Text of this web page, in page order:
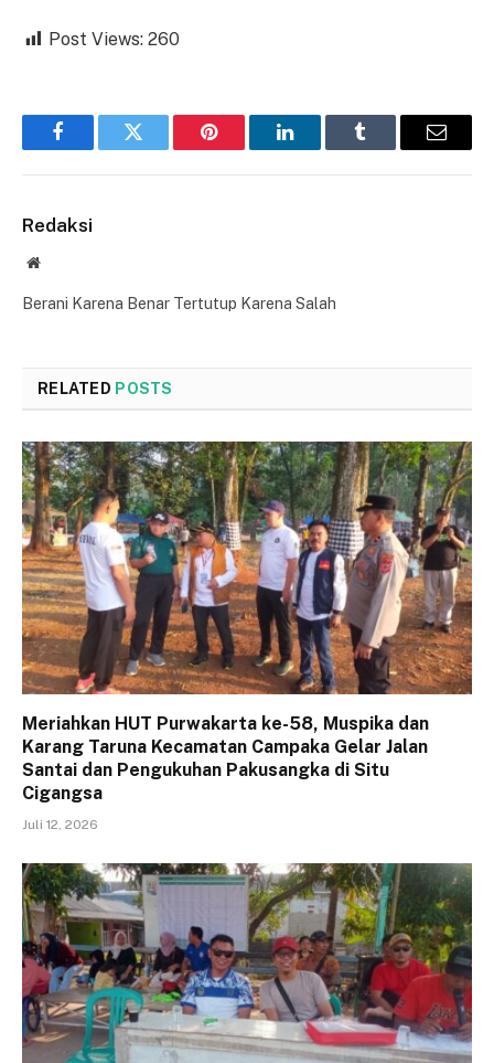
Post Views: 260
FacebookTwitter Pinterest LinkedInTumblr Email
Redaksi
Website
Berani Karena Benar Tertutup Karena Salah
RELATED POSTS
Meriahkan HUT Purwakarta ke-58, Muspika dan
Karang Taruna Kecamatan Campaka Gelar Jalan
Santai dan Pengukuhan Pakusangka di Situ
Cigangsa
Juli 12, 2026